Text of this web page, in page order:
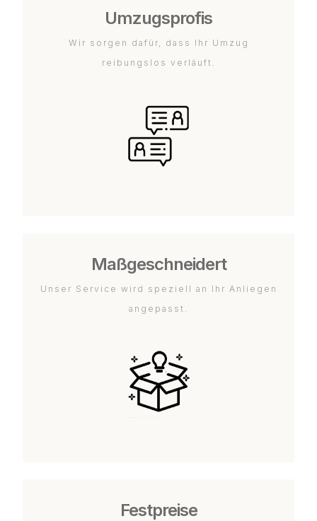
Umzugsprofis
Wir sorgen dafür, dass Ihr Umzug
reibungslos verläuft.
Maßgeschneidert
Unser Service wird speziell an Ihr Anliegen
angepasst.
Festpreise